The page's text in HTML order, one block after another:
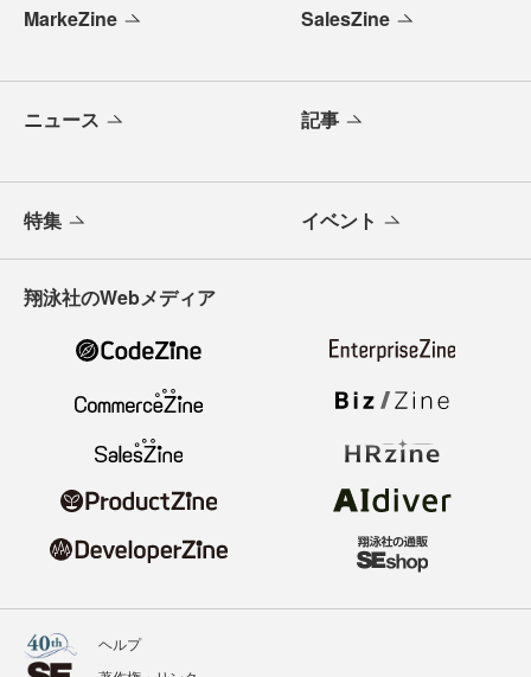
MarkeZine SalesZine
ニュース 記事
特集 イベント
翔泳社のWebメディア
ヘルプ